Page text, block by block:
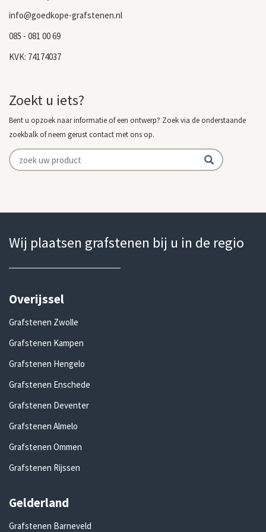
info@goedkope-grafstenen.nl
085 - 081 00 69
KVK: 74174037
Zoekt u iets?
Bent u opzoek naar informatie of een ontwerp? Zoek via de onderstaande
zoekbalk of neem gerust contact met ons op.
Wij plaatsen grafstenen bij u in de regio
Overijssel
Grafstenen Zwolle
Grafstenen Kampen
Grafstenen Hengelo
Grafstenen Enschede
Grafstenen Deventer
Grafstenen Almelo
Grafstenen Ommen
Grafstenen Rijssen
Gelderland
Grafstenen Barneveld